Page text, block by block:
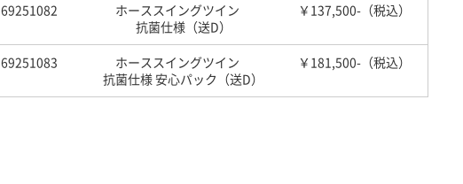
69251082
ホーススイングツイン
抗菌仕様（送D）
￥137,500-（税込）
69251083
ホーススイングツイン
抗菌仕様 安心パック（送D）
￥181,500-（税込）